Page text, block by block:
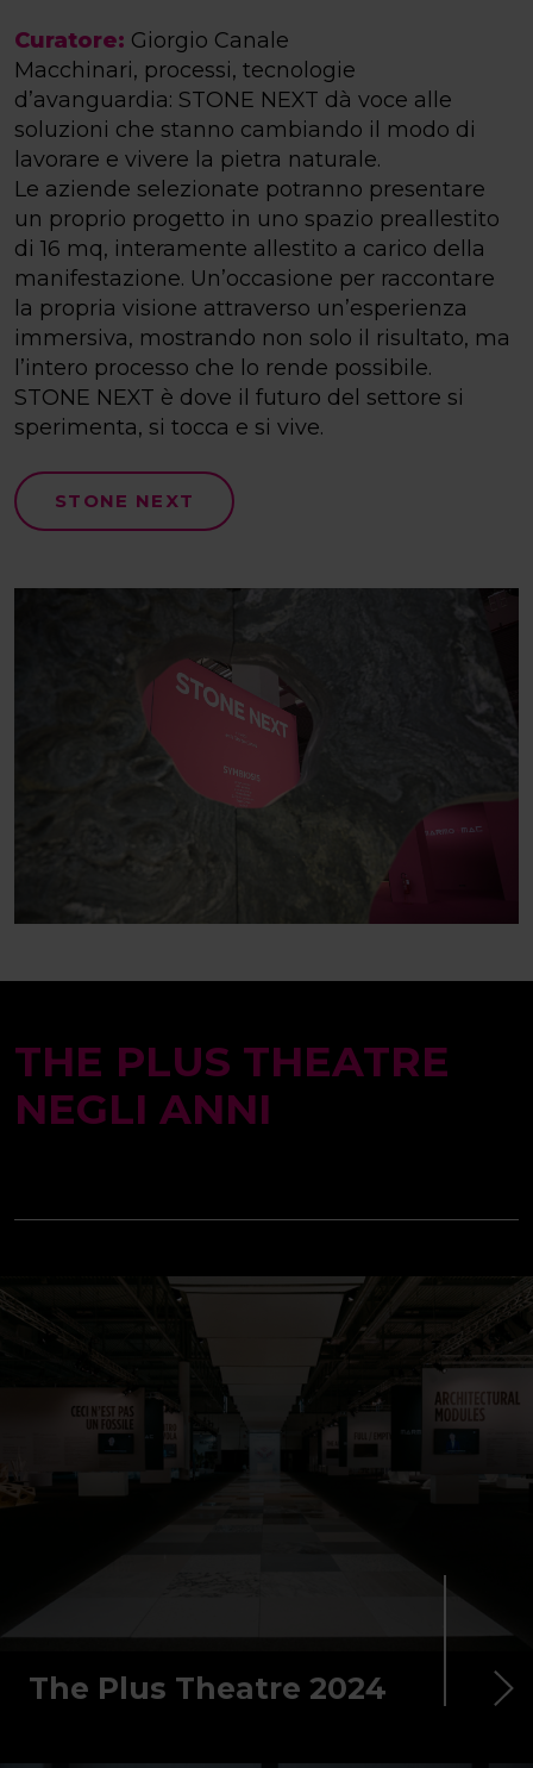
Curatore: Giorgio Canale
Macchinari, processi, tecnologie
d’avanguardia: STONE NEXT dà voce alle
soluzioni che stanno cambiando il modo di
lavorare e vivere la pietra naturale.
Le aziende selezionate potranno presentare
un proprio progetto in uno spazio preallestito
di 16 mq, interamente allestito a carico della
manifestazione. Un’occasione per raccontare
la propria visione attraverso un’esperienza
immersiva, mostrando non solo il risultato, ma
l’intero processo che lo rende possibile.
STONE NEXT è dove il futuro del settore si
sperimenta, si tocca e si vive.
STONE NEXT
THE PLUS THEATRE
NEGLI ANNI
The Plus Theatre 2024